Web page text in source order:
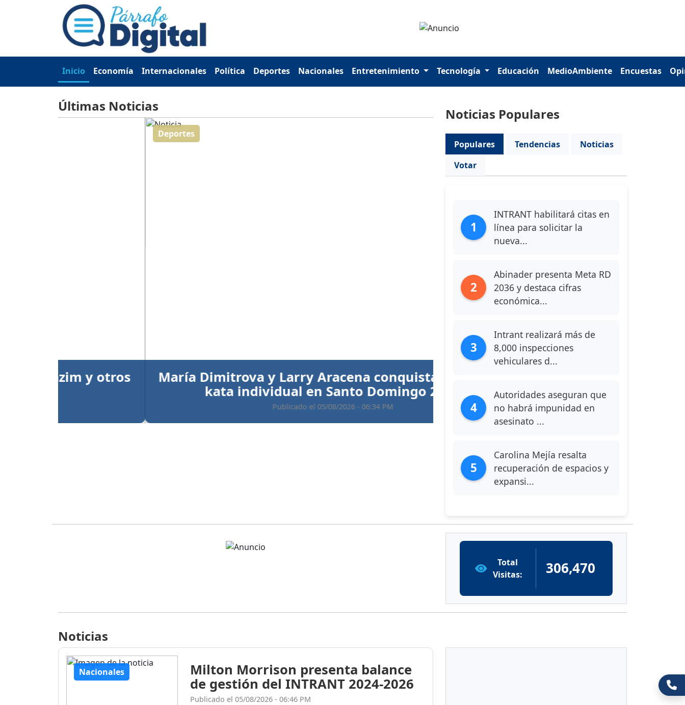
Inicio Economía Internacionales Política Deportes Nacionales Entretenimiento Tecnología Educación MedioAmbiente Encuestas
Últimas Noticias
María Dimitrova y Larry Aracena conquistan el oro en
kata individual en Santo Domingo 2026
Publicado el 05/08/2026 - 06:34 PM
Noticias Populares
Populares Tendencias
Noticias
Votar
1
INTRANT habilitará citas en
línea para solicitar la
nueva...
2
Abinader presenta Meta RD
2036 y destaca cifras
económica...
3
Intrant realizará más de
8,000 inspecciones
vehiculares d...
4
Autoridades aseguran que
no habrá impunidad en
asesinato ...
5
Carolina Mejía resalta
recuperación de espacios y
expansi...
Total
Visitas:
306,470
Noticias
Nacionales
Milton Morrison presenta balance
de gestión del INTRANT 2024-2026
Publicado el 05/08/2026 - 06:46 PM